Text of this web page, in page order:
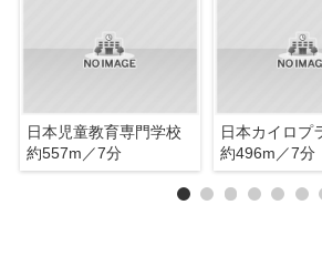
日本児童教育専門学校
約557m／7分
約496m／7分